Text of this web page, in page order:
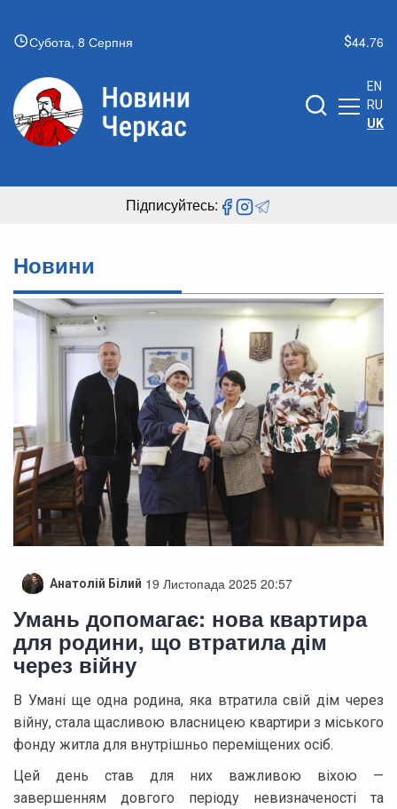
Субота, 8 Серпня 44.76
EN
RU
UK
Підписуйтесь:
Новини
Анатолій Білий 19 Листопада 2025 20:57
Умань допомагає: нова квартира
для родини, що втратила дім
через війну
В Умані ще одна родина, яка втратила свій дім через
війну, стала щасливою власницею квартири з міського
фонду житла для внутрішньо переміщених осіб.
Цей день став для них важливою віхою —
завершенням довгого періоду невизначеності та